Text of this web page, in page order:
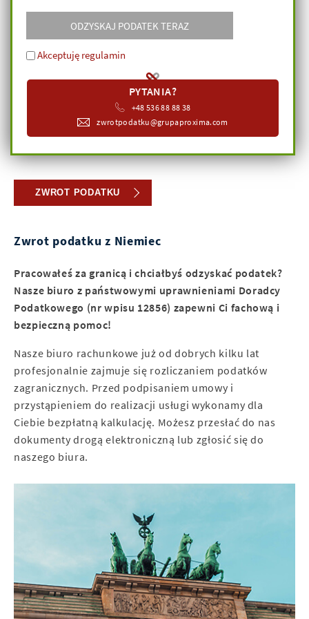
ODZYSKAJ PODATEK TERAZ
Akceptuję regulamin
PYTANIA?
zwrotpodatku@grupaproxima.com
+48 536 88 88 38
ZWROT PODATKU
Zwrot podatku z Niemiec
Pracowałeś za granicą i chciałbyś odzyskać podatek?
Nasze biuro z państwowymi uprawnieniami Doradcy
Podatkowego (nr wpisu 12856) zapewni Ci fachową i
bezpieczną pomoc!
Nasze biuro rachunkowe już od dobrych kilku lat
profesjonalnie zajmuje się rozliczaniem podatków
zagranicznych. Przed podpisaniem umowy i
przystąpieniem do realizacji usługi wykonamy dla
Ciebie bezpłatną kalkulację. Możesz przesłać do nas
dokumenty drogą elektroniczną lub zgłosić się do
naszego biura.